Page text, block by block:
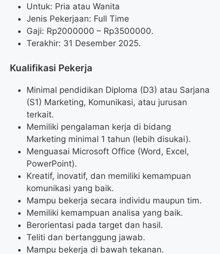
Untuk: Pria atau Wanita
Jenis Pekerjaan: Full Time
Gaji: Rp2000000 – Rp3500000.
Terakhir: 31 Desember 2025.
Kualifikasi Pekerja
Minimal pendidikan Diploma (D3) atau Sarjana
(S1) Marketing, Komunikasi, atau jurusan
terkait.
Memiliki pengalaman kerja di bidang
Marketing minimal 1 tahun (lebih disukai).
Menguasai Microsoft Office (Word, Excel,
PowerPoint).
Kreatif, inovatif, dan memiliki kemampuan
komunikasi yang baik.
Mampu bekerja secara individu maupun tim.
Memiliki kemampuan analisa yang baik.
Berorientasi pada target dan hasil.
Teliti dan bertanggung jawab.
Mampu bekerja di bawah tekanan.